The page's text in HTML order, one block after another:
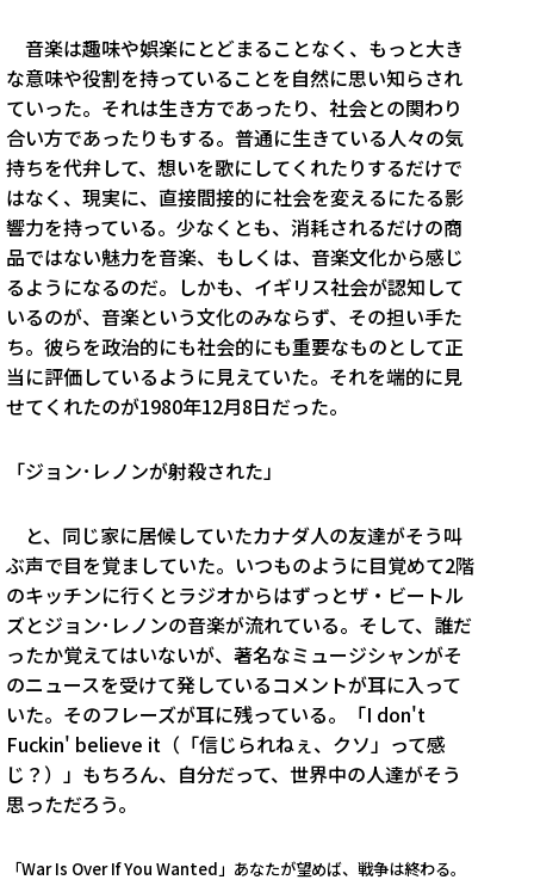
音楽は趣味や娯楽にとどまることなく、もっと大き
な意味や役割を持っていることを自然に思い知らされ
ていった。それは生き方であったり、社会との関わり
合い方であったりもする。普通に生きている人々の気
持ちを代弁して、想いを歌にしてくれたりするだけで
はなく、現実に、直接間接的に社会を変えるにたる影
響力を持っている。少なくとも、消耗されるだけの商
品ではない魅力を音楽、もしくは、音楽文化から感じ
るようになるのだ。しかも、イギリス社会が認知して
いるのが、音楽という文化のみならず、その担い手た
ち。彼らを政治的にも社会的にも重要なものとして正
当に評価しているように見えていた。それを端的に見
せてくれたのが1980年12月8日だった。
「ジョン･レノンが射殺された」
と、同じ家に居候していたカナダ人の友達がそう叫
ぶ声で目を覚ましていた。いつものように目覚めて2階
のキッチンに行くとラジオからはずっとザ・ビートル
ズとジョン･レノンの音楽が流れている。そして、誰だ
ったか覚えてはいないが、著名なミュージシャンがそ
のニュースを受けて発しているコメントが耳に入って
いた。そのフレーズが耳に残っている。「I don't
Fuckin' believe it（「信じられねぇ、クソ」って感
じ？）」もちろん、自分だって、世界中の人達がそう
思っただろう。
「War Is Over If You Wanted」あなたが望めば、戦争は終わる。